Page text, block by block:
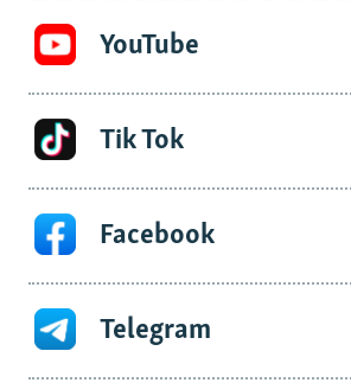
YouTube
Tik Tok
Facebook
Telegram